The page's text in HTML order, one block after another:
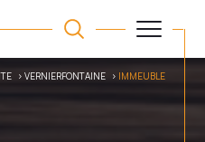
VERNIERFONTAINE IMMEUBLE